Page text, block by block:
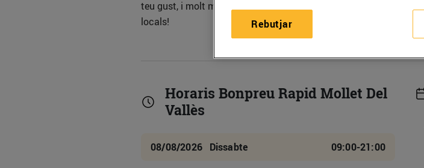
teu gust, i molt més. Visita'ns i descobreix els nostres productes
locals!
Horaris Bonpreu Rapid Mollet Del
Vallès
08/08/2026 Dissabte 09:00-21:00
Rebutjar